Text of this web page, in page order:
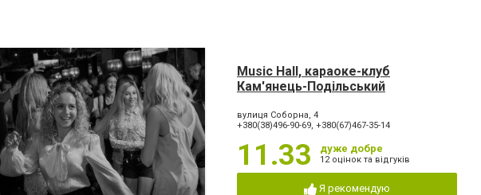
Music Hall, караоке-клуб
Кам'янець-Подільський
вулиця Соборна, 4
+380(38)496-90-69, +380(67)467-35-14
11.33 дуже добре
12 оцінок та відгуків
Я рекомендую